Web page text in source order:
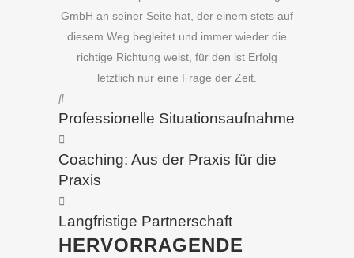
GmbH an seiner Seite hat, der einem stets auf
diesem Weg begleitet und immer wieder die
richtige Richtung weist, für den ist Erfolg
letztlich nur eine Frage der Zeit.
Professionelle Situationsaufnahme
Coaching: Aus der Praxis für die
Praxis
Langfristige Partnerschaft
HERVORRAGENDE